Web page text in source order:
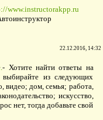
www.instructorakpp.ru
22.12.2016, 14:32
- Хотите найти ответы на
из следующих
видео; дом, семья; работа,
искусство,
нет, тогда добавьте свой